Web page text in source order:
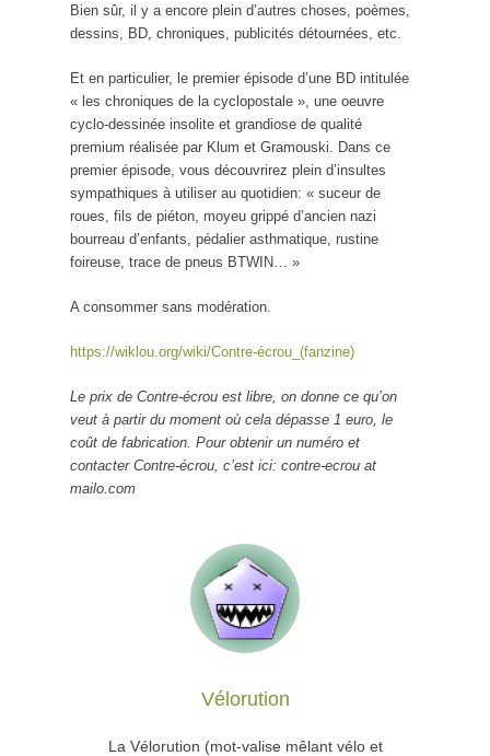
Bien sûr, il y a encore plein d’autres choses, poèmes,
dessins, BD, chroniques, publicités détournées, etc.
Et en particulier, le premier épisode d’une BD intitulée
« les chroniques de la cyclopostale », une oeuvre
cyclo-dessinée insolite et grandiose de qualité
premium réalisée par Klum et Gramouski. Dans ce
premier épisode, vous découvrirez plein d’insultes
sympathiques à utiliser au quotidien: « suceur de
roues, fils de piéton, moyeu grippé d’ancien nazi
bourreau d’enfants, pédalier asthmatique, rustine
foireuse, trace de pneus BTWIN… »
A consommer sans modération.
https://wiklou.org/wiki/Contre-écrou_(fanzine)
Le prix de Contre-écrou est libre, on donne ce qu’on
veut à partir du moment où cela dépasse 1 euro, le
coût de fabrication. Pour obtenir un numéro et
contacter Contre-écrou, c’est ici: contre-ecrou at
mailo.com
Vélorution
La Vélorution (mot-valise mêlant vélo et